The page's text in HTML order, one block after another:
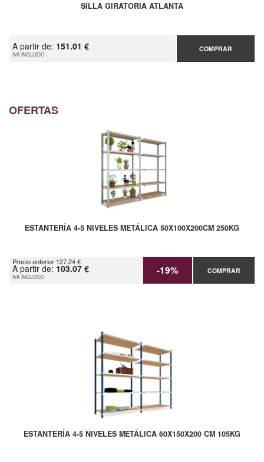
SILLA GIRATORIA ATLANTA
A partir de: 151.01 €
IVA INCLUIDO
COMPRAR
OFERTAS
ESTANTERÍA 4-5 NIVELES METÁLICA 50X100X200CM 250KG
Precio anterior 127.24 €
A partir de: 103.07 €
IVA INCLUIDO -19% COMPRAR
ESTANTERÍA 4-5 NIVELES METÁLICA 60X150X200 CM 105KG